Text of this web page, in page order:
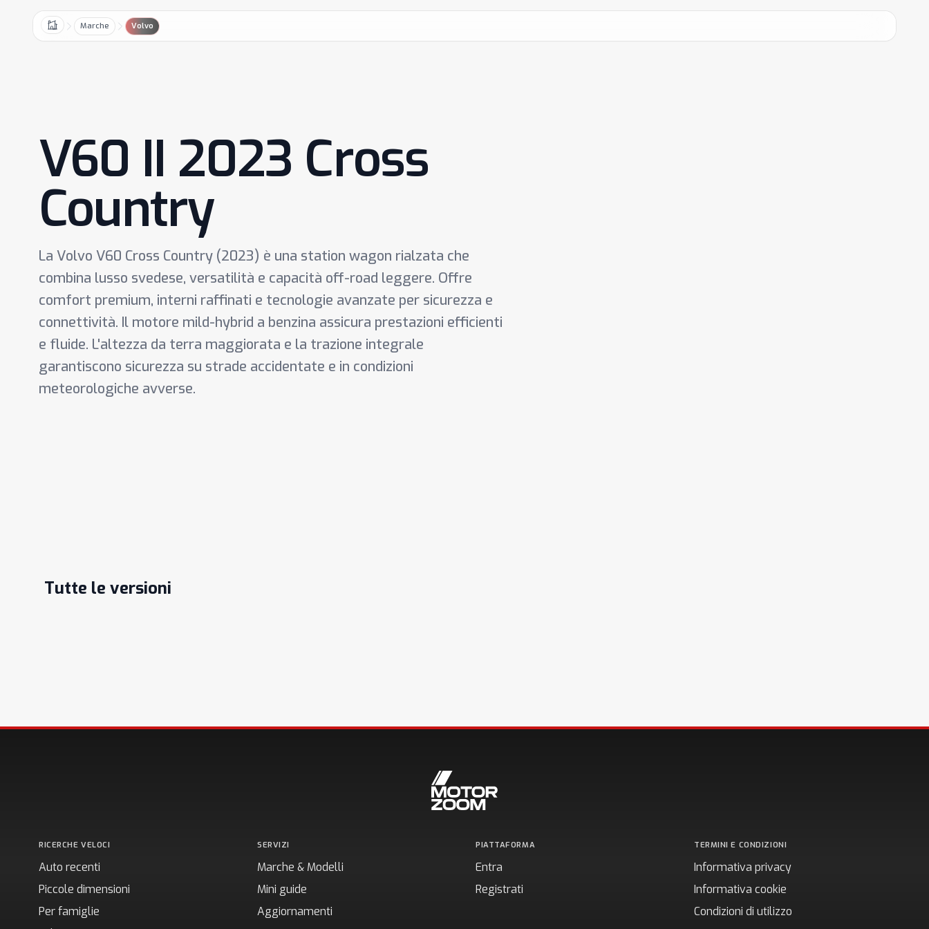
Home Marche Volvo
V60 II 2023 Cross
Country
La Volvo V60 Cross Country (2023) è una station wagon rialzata che
combina lusso svedese, versatilità e capacità off-road leggere. Offre
comfort premium, interni raffinati e tecnologie avanzate per sicurezza e
connettività. Il motore mild-hybrid a benzina assicura prestazioni efficienti
e fluide. L'altezza da terra maggiorata e la trazione integrale
garantiscono sicurezza su strade accidentate e in condizioni
meteorologiche avverse.
Tutte le versioni
RICERCHE VELOCI
Auto recenti
Piccole dimensioni
Per famiglie
SERVIZI
Marche & Modelli
Mini guide
Aggiornamenti
PIATTAFORMA
Entra
Registrati
TERMINI E CONDIZIONI
Informativa privacy
Informativa cookie
Condizioni di utilizzo